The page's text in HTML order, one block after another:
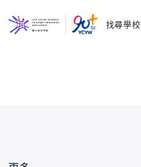
找尋學校